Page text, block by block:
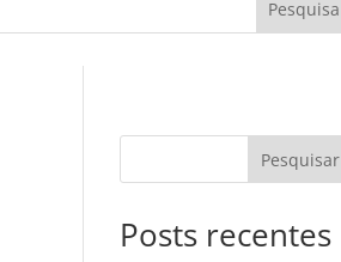
Pesquisar
Posts recentes